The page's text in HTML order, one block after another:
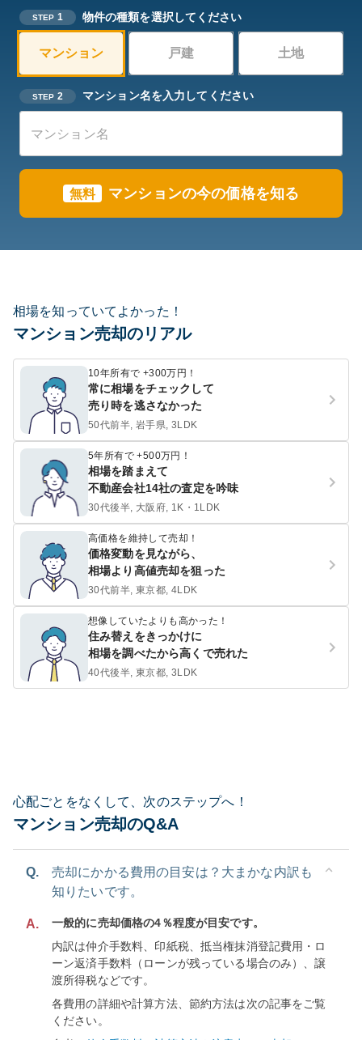
STEP 1 物件の種類を選択してください
マンション 戸建 土地
STEP 2 マンション名を入力してください
無料 マンションの今の価格を知る
相場を知っていてよかった！
マンション売却のリアル
10年所有で +300万円！
常に相場をチェックして
売り時を逃さなかった
50代前半, 岩手県, 3LDK
5年所有で +500万円！
相場を踏まえて
不動産会社14社の査定を吟味
30代後半, 大阪府, 1K・1LDK
高価格を維持して売却！
価格変動を見ながら、
相場より高値売却を狙った
30代前半, 東京都, 4LDK
想像していたよりも高かった！
住み替えをきっかけに
相場を調べたから高くで売れた
40代後半, 東京都, 3LDK
心配ごとをなくして、次のステップへ！
マンション売却のQ&A
Q.
売却にかかる費用の目安は？大まかな内訳も
知りたいです。
A.
一般的に売却価格の4％程度が目安です。
内訳は仲介手数料、印紙税、抵当権抹消登記費用・ロ
ーン返済手数料（ローンが残っている場合のみ）、譲
渡所得税などです。
各費用の詳細や計算方法、節約方法は次の記事をご覧
ください。